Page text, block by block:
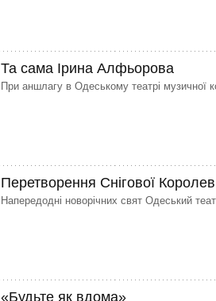
Та сама Ірина Алфьорова
При аншлагу в Одеському театрі музичної
Перетворення Снігової
Напередодні новорічних свят Одеський
«Будьте як вдома»